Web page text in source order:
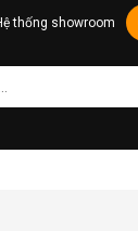
thống showroom